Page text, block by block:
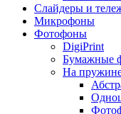
Слайдеры и
Микрофоны
Фотофоны
DigiPrint
Бумажные
На